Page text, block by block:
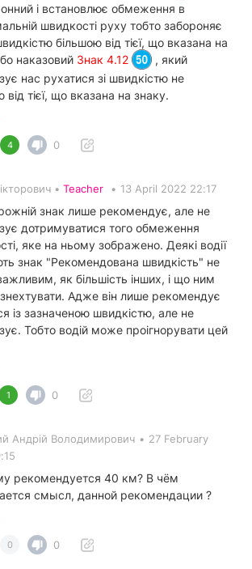
і встановлює обмеження в
швидкості руху тобто забороняє
більшою від тієї, що вказана на
наказовий Знак 4.12
, який
нас рухатися зі швидкістю не
тієї, що вказана на знаку.
4 0
• Teacher • 13 April 2022 22:17
знак лише рекомендує, але не
дотримуватися того обмеження
яке на ньому зображено. Деякі водії
знак "Рекомендована швидкість" не
як більшість інших, і що ним
Адже він лише рекомендує
із зазначеною швидкістю, але не
Тобто водій може проігнорувати цей
1 0
Андрiй Володимирович • 27 February
рекомендуется 40 км? В чём
смысл, данной рекомендации ?
0 0